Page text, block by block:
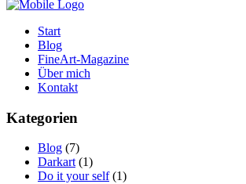
Start
Blog
FineArt-Magazine
Über mich
Kontakt
Kategorien
Blog (7)
Darkart(1)
Do it your self(1)